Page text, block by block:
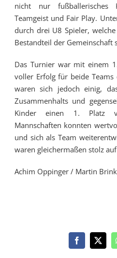
nicht nur fußballerisches
Teamgeist und Fair Play.
durch drei U8 Spieler,
Bestandteil der Gemeinschaft
Das Turnier war mit einem
voller Erfolg für beide Teams
waren sich jedoch einig,
Zusammenhalts und
Kinder einen 1. Platz
Mannschaften konnten
und sich als Team
waren gleichermaßen stolz
Achim Oppinger / Martin
Facebook
X